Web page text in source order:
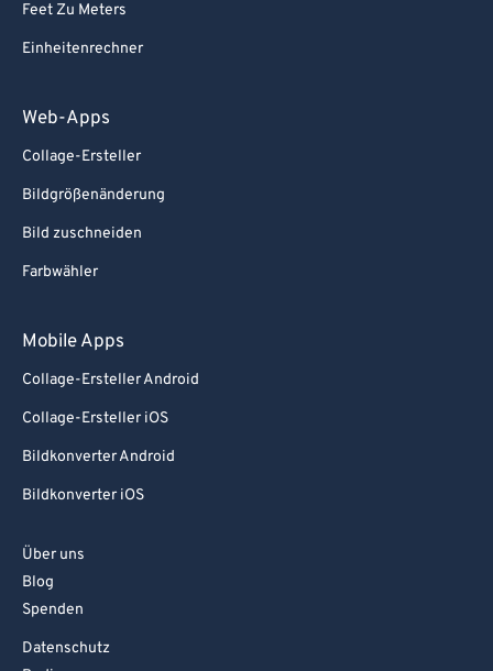
Feet Zu Meters
Einheitenrechner
Web-Apps
Collage-Ersteller
Bildgrößenänderung
Bild zuschneiden
Farbwähler
Mobile Apps
Collage-Ersteller Android
Collage-Ersteller iOS
Bildkonverter Android
Bildkonverter iOS
Über uns
Blog
Spenden
Datenschutz